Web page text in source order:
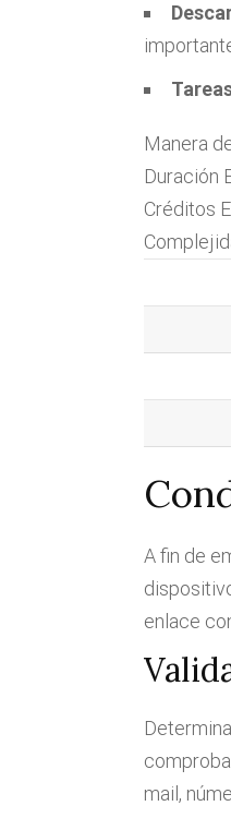
Manera
Duración
Créditos
A fin de
enlace
mail,